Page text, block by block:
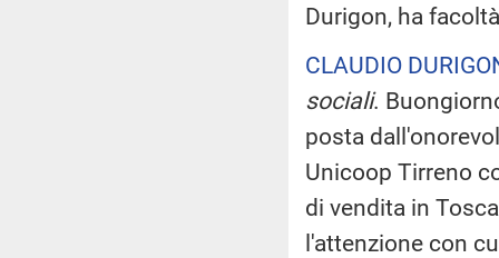
Durigon, ha
CLAUDIO
sociali.
posta
Unicoop Tirreno
di vendita in
l'attenzione con